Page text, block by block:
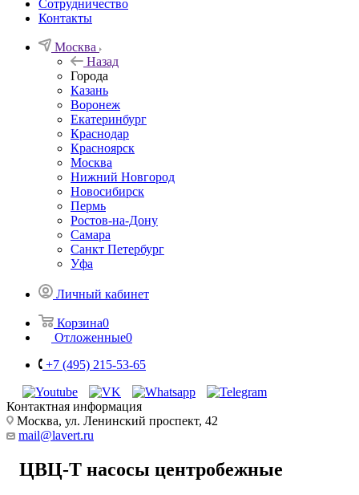
Сотрудничество
Контакты
Москва
Назад
Города
Казань
Воронеж
Екатеринбург
Краснодар
Красноярск
Москва
Нижний Новгород
Новосибирск
Пермь
Ростов-на-Дону
Самара
Санкт Петербург
Уфа
Личный кабинет
Корзина0
Отложенные0
+7 (495) 215-53-65
Контактная информация
Москва, ул. Ленинский проспект, 42
mail@lavert.ru
ЦВЦ-Т насосы центробежные